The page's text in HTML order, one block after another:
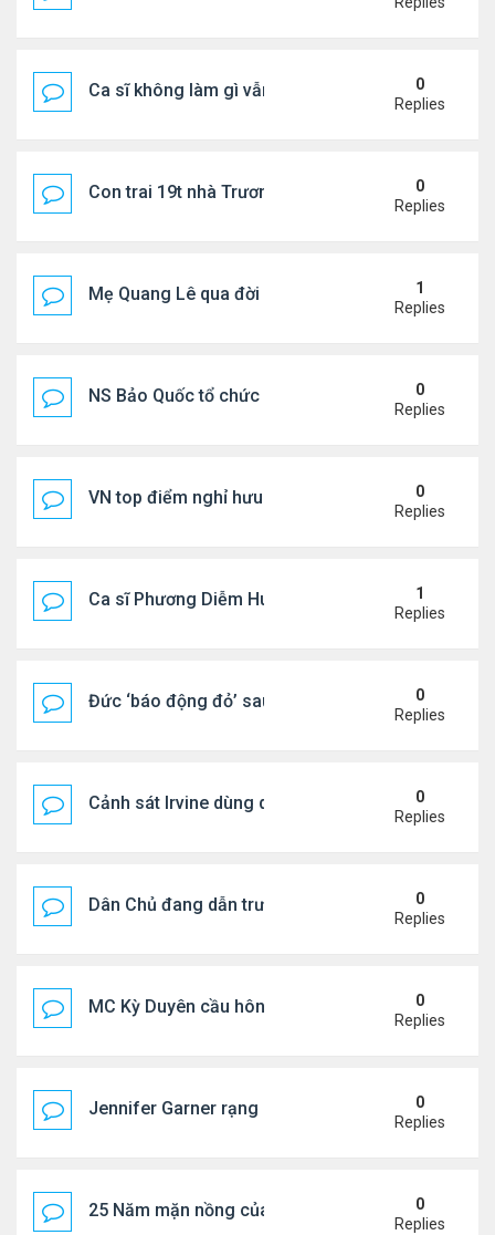
Ca sĩ không làm gì vẫn kiếm được 400 triệu đồng/
0
Replies
Con trai 19t nhà Trương Bá Chi - Tạ Đình Phong
0
Replies
Mẹ Quang Lê qua đời sau 2 năm đột quỵ. 1
Replies
NS Bảo Quốc tổ chức sn cho bà xã
0
Replies
VN top điểm nghỉ hưu lý tưởng cho người Mỹ
0
Replies
Ca sĩ Phương Diễm Huyền bị khởi tố
1
Replies
Đức ‘báo động đỏ’ sau vụ phát hiện UAV mang
0
Replies
Cảnh sát Irvine dùng drone bắt kẻ trộm trong
0
Replies
Dân Chủ đang dẫn trước Cộng Hòa trong các
0
Replies
MC Kỳ Duyên cầu hôn lại chồng cũ
0
Replies
Jennifer Garner rạng rỡ bên bạn trai kém 6 tuổi
0
Replies
25 Năm mặn nồng của 'Điệp viên 007'
0
Replies